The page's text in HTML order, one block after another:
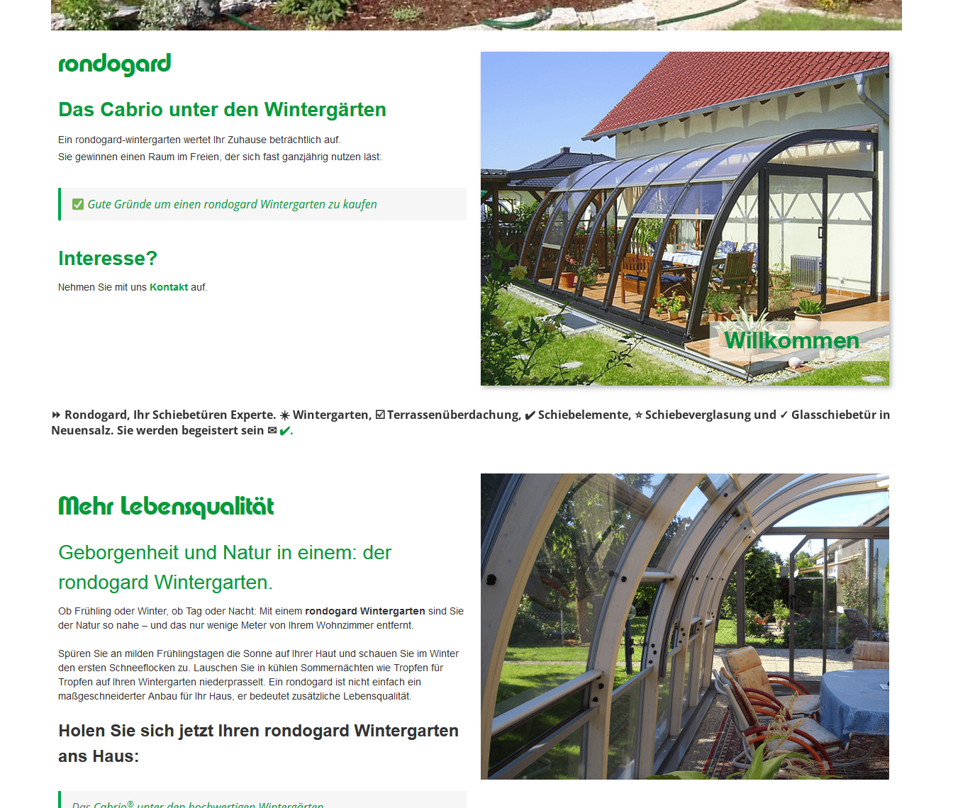
⏩ Rondogard, Ihr Schiebetüren Experte. ☀️ Wintergarten, ☑️ Terrassenüberdachung, ✔️ Schiebelemente, ⭐ Schiebeverglasung und ✓ Glasschiebetür in
Neuensalz. Sie werden begeistert sein ✉✔️.